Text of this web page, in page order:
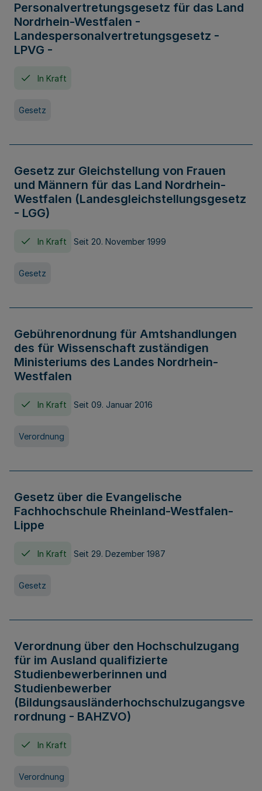
Personalvertretungsgesetz für das Land
Nordrhein-Westfalen -
Landespersonalvertretungsgesetz -
LPVG -
In Kraft
Gesetz
Gesetz zur Gleichstellung von Frauen
und Männern für das Land Nordrhein-
Westfalen (Landesgleichstellungsgesetz
- LGG)
In Kraft Seit 20. November 1999
Gesetz
Gebührenordnung für Amtshandlungen
des für Wissenschaft zuständigen
Ministeriums des Landes Nordrhein-
Westfalen
In Kraft Seit 09. Januar 2016
Verordnung
Gesetz über die Evangelische
Fachhochschule Rheinland-Westfalen-
Lippe
In Kraft Seit 29. Dezember 1987
Gesetz
Verordnung über den Hochschulzugang
für im Ausland qualifizierte
Studienbewerberinnen und
Studienbewerber
(Bildungsausländerhochschulzugangsve
rordnung - BAHZVO)
In Kraft
Verordnung